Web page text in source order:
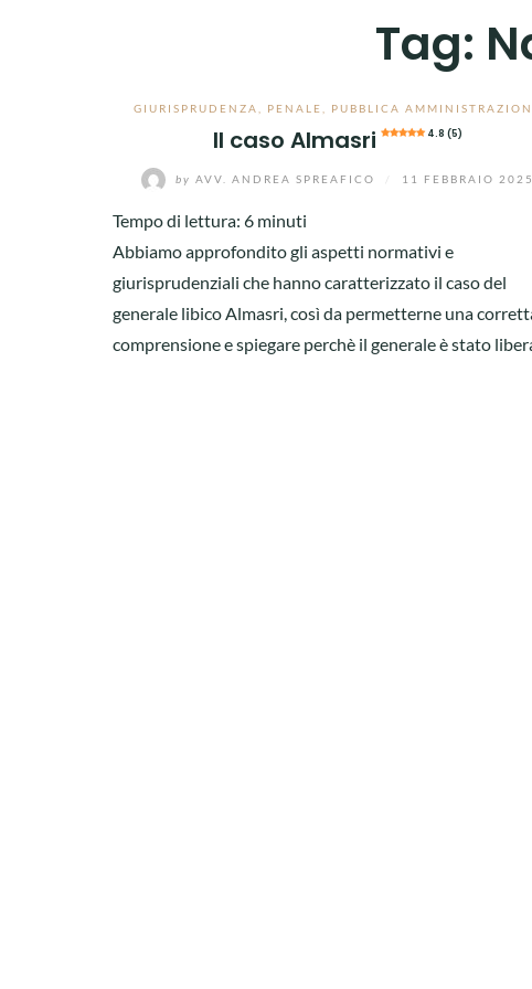
Tag:
GIURISPRUDENZA PENALE PUBBLICA
Il caso Almasri 4.8 (5)
by AVV. ANDREA SPREAFICO 11 FEBBRAIO 2025
Tempo di lettura: 6 minuti
Abbiamo approfondito gli aspetti normativi e
giurisprudenziali che hanno caratterizzato il caso del
generale libico Almasri, così da permetterne una
comprensione e spiegare perchè il generale è stato